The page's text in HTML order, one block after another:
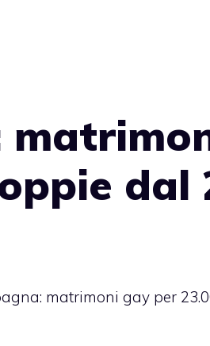
dal
matrimoni gay per